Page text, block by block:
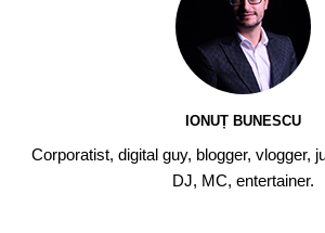
IONUȚ BUNESCU
Corporatist, digital guy, blogger, vlogger,
DJ, MC, entertainer.